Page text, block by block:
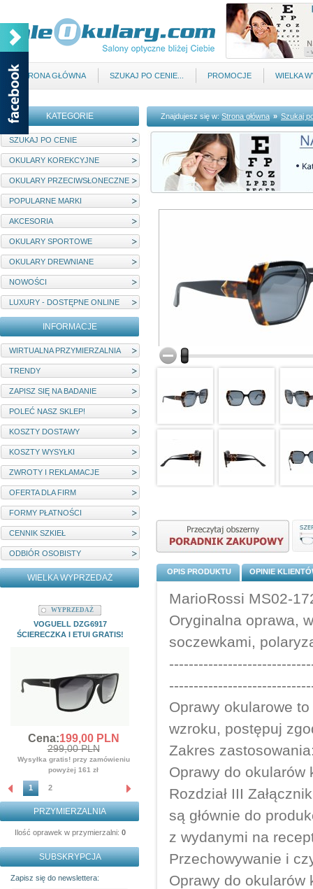
STRONA GŁÓWNA SZUKAJ PO CENIE... PROMOCJE WIELKA
KATEGORIE
SZUKAJ PO CENIE
OKULARY KOREKCYJNE
OKULARY PRZECIWSŁONECZNE
POPULARNE MARKI
AKCESORIA
OKULARY SPORTOWE
OKULARY DREWNIANE
NOWOŚCI
LUXURY - DOSTĘPNE ONLINE
INFORMACJE
WIRTUALNA PRZYMIERZALNIA
TRENDY
ZAPISZ SIĘ NA BADANIE
POLEĆ NASZ SKLEP!
KOSZTY DOSTAWY
KOSZTY WYSYŁKI
ZWROTY I REKLAMACJE
OFERTA DLA FIRM
FORMY PŁATNOŚCI
CENNIK SZKIEŁ
ODBIÓR OSOBISTY
WIELKA WYPRZEDAŻ
WYPRZEDAŻ
VOGUELL DZG6917
ŚCIERECZKA I ETUI GRATIS!
Cena:199,00PLN
299,00 PLN
Wysyłka gratis! przy zamówieniu
powyżej 161 zł
MYSTIQUE M22204C1 ETUI I
359,00 PLN
1 2
PRZYMIERZALNIA
Ilość oprawek w przymierzalni: 0
SUBSKRYPCJA
Zapisz się do newslettera:
Znajdujesz się w:Strona główna » Szukaj
OPIS PRODUKTU OPINIE
MarioRossi MS02-
Oryginalna oprawa,
soczewkami,
Oprawy okularowe
wzroku, postępuj
Zakres
Oprawy do okularów
Rozdział III
są głównie do
z wydanymi na
Przechowywanie i
Oprawy do okularów